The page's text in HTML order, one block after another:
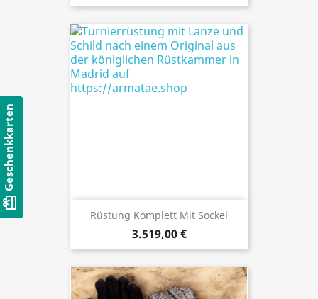
Rüstung Komplett Mit Sockel
3.519,00 €
card_giftcard
Geschenkkarten